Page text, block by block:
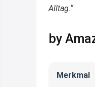
Alltag.“
by
Merkmal